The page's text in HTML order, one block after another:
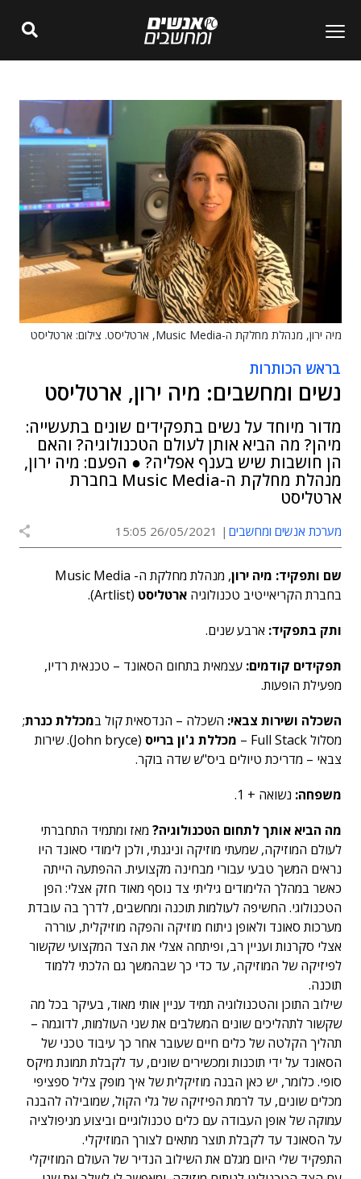
מיה ירון, מנהלת מחלקת ה-Music Media, ארטליסט. צילום: ארטליסט
בראש הכותרות
נשים ומחשבים: מיה ירון, ארטליסט
מדור מיוחד על נשים בתפקידים שונים בתעשייה:
מיהן? מה הביא אותן לעולם הטכנולוגיה? והאם
הן חושבות שיש בענף אפליה? ● הפעם: מיה ירון,
מנהלת מחלקת ה-Music Media בחברת
ארטליסט
מערכת אנשים ומחשבים 26/05/2021 15:05
שם ותפקיד: מיה ירון
, מנהלת מחלקת ה- Music Media
בחברת הקריאייטיב טכנולוגיה ארטליסט (Artlist).
ותק בתפקיד: ארבע שנים.
תפקידים קודמים: עצמאית בתחום הסאונד – טכנאית רדיו,
מפעילת הופעות.
השכלה ושירות צבאי: השכלה – הנדסאית קול במכללת כנרת;
מסלול Full Stack –
מכללת ג'ון ברייס
(John bryce). שירות
צבאי – מדריכת טיולים ביס"ש שדה בוקר.
משפחה: נשואה + 1.
מה הביא אותך לתחום הטכנולוגיה? מאז ומתמיד התחברתי
לעולם המוזיקה, שמעתי מוזיקה וניגנתי, ולכן לימודי סאונד היו
נראים המשך טבעי עבורי מבחינה מקצועית. ההפתעה הייתה
כאשר במהלך הלימודים גיליתי צד נוסף מאוד חזק אצלי: הפן
הטכנולוגי. החשיפה לעולמות תוכנה ומחשבים, לדרך בה עובדת
מערכות סאונד ולאופן ניתוח מוזיקה והפקה מוזיקלית, עוררה
אצלי סקרנות ועניין רב, ופיתחה אצלי את הצד המקצועי שקשור
לפיזיקה של המוזיקה, עד כדי כך שבהמשך גם הלכתי ללמוד
תוכנה.
שילוב התוכן והטכנולוגיה תמיד עניין אותי מאוד, בעיקר בכל מה
שקשור לתהליכים שונים המשלבים את שני העולמות, לדוגמה –
תהליך הקלטה של כלים חיים שעובר אחר כך עיבוד טכני של
הסאונד על ידי תוכנות ומכשירים שונים, עד לקבלת תמונת מיקס
סופי. כלומר, יש כאן הבנה מוזיקלית של איך מופק צליל ספציפי
מכלים שונים, עד לרמת הפיזיקה של גלי הקול, שמובילה להבנה
עמוקה של אופן העבודה עם כלים טכנולוגיים וביצוע מניפולציה
על הסאונד עד לקבלת תוצר מתאים לצורך המוזיקלי.
התפקיד שלי היום מגלם את השילוב הנדיר של העולם המוזיקלי